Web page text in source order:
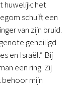
huwelijk: het
schuift een
van zijn bruid.
geheiligd
en Israël.” Bij
een ring. Zij
mijn